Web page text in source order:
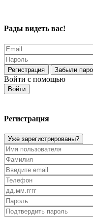
Рады видеть вас!
Регистрация Забыли
Войти с помощью
Войти
Регистрация
Уже зарегистрированы?